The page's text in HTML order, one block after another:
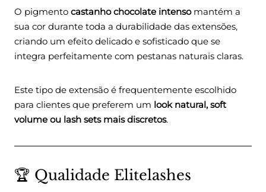
O pigmento castanho chocolate intensomantém a
sua cor durante toda a durabilidade das extensões,
criando um efeito delicado e sofisticado que se
integra perfeitamente com pestanas naturais claras.
Este tipo de extensão é frequentemente escolhido
para clientes que preferem um look natural, soft
volume ou lash sets mais discretos.
🏆 Qualidade Elitelashes